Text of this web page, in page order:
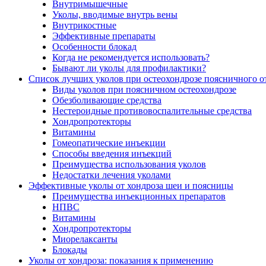
Внутримышечные
Уколы, вводимые внутрь вены
Внутрикостные
Эффективные препараты
Особенности блокад
Когда не рекомендуется использовать?
Бывают ли уколы для профилактики?
Список лучших уколов при остеохондрозе поясничного
Виды уколов при поясничном остеохондрозе
Обезболивающие средства
Нестероидные противовоспалительные средства
Хондропротекторы
Витамины
Гомеопатические инъекции
Способы введения инъекций
Преимущества использования уколов
Недостатки лечения уколами
Эффективные уколы от хондроза шеи и поясницы
Преимущества инъекционных препаратов
НПВС
Витамины
Хондропротекторы
Миорелаксанты
Блокады
Уколы от хондроза: показания к применению